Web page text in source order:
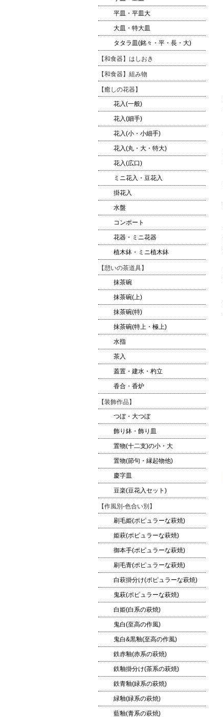
平皿・平皿大
大皿・特大皿
タタラ皿(銘々・平・長・大)
【和食器】はしおき
【和食器】組み物
【癒しの花器】
花入(一般)
花入(細手)
花入(小・小細手)
花入(丸・大・特大)
花入(広口)
ミニ花入・豆花入
掛花入
水盤
コンポート
花器・ミニ花器
植木鉢・ミニ植木鉢
【憩いの茶道具】
抹茶碗
抹茶碗(上)
抹茶碗(特)
抹茶碗(特上・極上)
水指
茶入
蓋置・建水・杓立
香合・香炉
【装飾作品】
つぼ・大つぼ
飾り鉢・飾り皿
置物(十二支)の小・大
置物(節句・縁起物他)
慶字皿
豆楽(豆花入セット)
【作風別-色合い別】
刷毛姫(ポピュラーな萩焼)
姫萩(ポピュラーな萩焼)
御本手(ポピュラーな萩焼)
刷毛青(ポピュラーな萩焼)
白萩掛分け(ポピュラーな萩焼)
鬼萩(ポピュラーな萩焼)
白姫(白系の萩焼)
鬼白(至高の作風)
鬼白&黒釉(至高の作風)
鉄赤釉(赤系の萩焼)
鉄釉掛分け(茶系の萩焼)
鉄青釉(緑系の萩焼)
緑釉(緑系の萩焼)
藍釉(青系の萩焼)